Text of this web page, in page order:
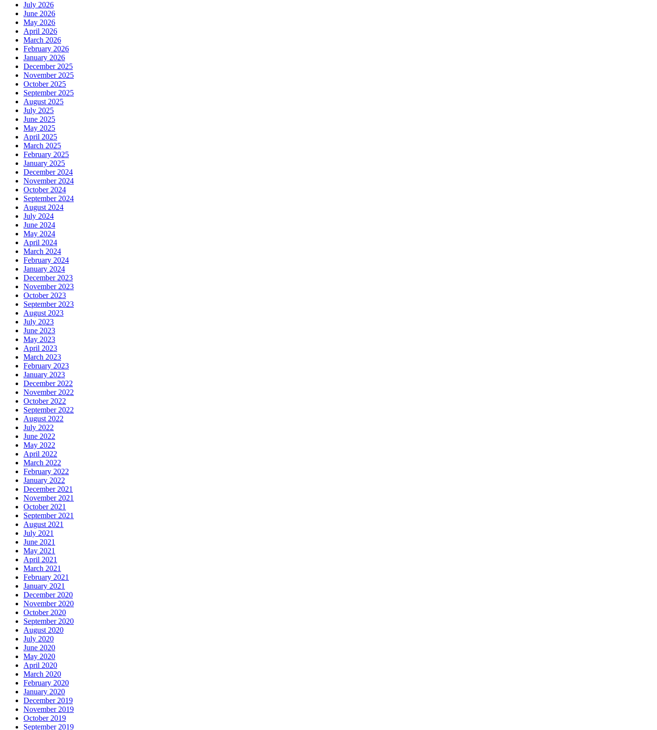
July 2026
June 2026
May 2026
April 2026
March 2026
February 2026
January 2026
December 2025
November 2025
October 2025
September 2025
August 2025
July 2025
June 2025
May 2025
April 2025
March 2025
February 2025
January 2025
December 2024
November 2024
October 2024
September 2024
August 2024
July 2024
June 2024
May 2024
April 2024
March 2024
February 2024
January 2024
December 2023
November 2023
October 2023
September 2023
August 2023
July 2023
June 2023
May 2023
April 2023
March 2023
February 2023
January 2023
December 2022
November 2022
October 2022
September 2022
August 2022
July 2022
June 2022
May 2022
April 2022
March 2022
February 2022
January 2022
December 2021
November 2021
October 2021
September 2021
August 2021
July 2021
June 2021
May 2021
April 2021
March 2021
February 2021
January 2021
December 2020
November 2020
October 2020
September 2020
August 2020
July 2020
June 2020
May 2020
April 2020
March 2020
February 2020
January 2020
December 2019
November 2019
October 2019
September 2019